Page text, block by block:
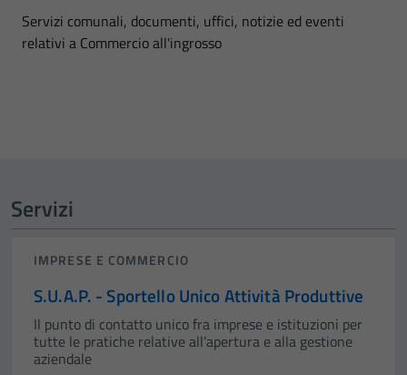
Dettagli dell'argomento
Servizi comunali, documenti, uffici, notizie ed eventi
relativi a Commercio all'ingrosso
Servizi
IMPRESE E COMMERCIO
S.U.A.P. - Sportello Unico Attività Produttive
Il punto di contatto unico fra imprese e istituzioni per
tutte le pratiche relative all’apertura e alla gestione
aziendale